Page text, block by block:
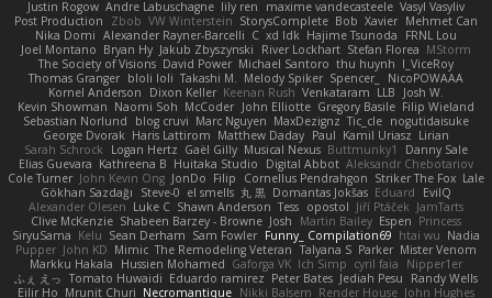
Justin Rogow Andre Labuschagne lily ren maxime vandecasteele Vasyl Vasyliv
Post Production
Zbob VW Winterstein StorysComplete Bob Xavier Mehmet Can
Nika Domi Alexander Rayner-Barcelli C xd Idk Hajime Tsunoda
FRNL Lou
Joel Montano Bryan Hy Jakub Zbyszynski River Lockhart Stefan Florea MStorm
The Society of Visions David Power Michael Santoro thu huynh I_ViceRoy
Thomas Granger bloli loli Takashi M. Melody Spiker Spencer_
NicoPOWAAA
Kornel Anderson
Dixon Keller Keenan Rush Venkataram LLB
Josh W.
Kevin Showman Naomi Soh McCoder John Elliotte Gregory Basile Filip Wieland
Sebastian Norlund
blog cruvi Marc Nguyen MaxDezignz Tic_cle nogutidaisuke
George Dvorak Haris Lattirom Matthew Daday Paul Kamil Uriasz Lirian
Sarah Schrock
Logan Hertz Gaël Gilly Musical Nexus Buttmunky1
Danny Sale
Elias Guevara Kathreena B Huitaka Studio Digital Abbot Aleksandr Chebotariov
Cole Turner John Kevin Ong JonDo Filip Cornellus Pendrahgon Striker The Fox Lale
Gökhan Sazdağı
Steve-0 el smells 丸 黒 Domantas Jokšas Eduard
EvilQ
Alexander Olesen Luke C Shawn Anderson Tess opostol Jiří Ptáček JamTarts
Clive McKenzie Shabeen Barzey - Browne Josh Martin Bailey Espen Princess
SiryuSama Kelu Sean Derham Sam Fowler Funny_ Compilation69 htai wu Nadia
Pupper John KD Mimic The Remodeling Veteran Talyana S Parker Mister Venom
Markku Hakala
Hussien Mohamed Gaforga VK Ich Simp cyril faia
Nipper1er
ふぇ えっ Tomato Huwaidi Eduardo ramirez Peter Bates Jediah Pesu
Randy Wells
Eilir Ho Mrunit Churi Necromantique Nikki Balsem Render House John Hughes